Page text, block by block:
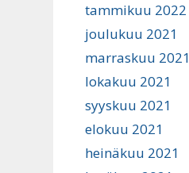
tammikuu 2022
joulukuu 2021
marraskuu 2021
lokakuu 2021
syyskuu 2021
elokuu 2021
heinäkuu 2021